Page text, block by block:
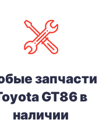
запчасти
GT86 в
наличии